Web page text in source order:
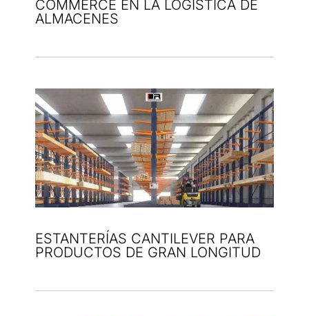
COMMERCE EN LA LOGÍSTICA DE
ALMACENES
ESTANTERÍAS CANTILEVER PARA
PRODUCTOS DE GRAN LONGITUD